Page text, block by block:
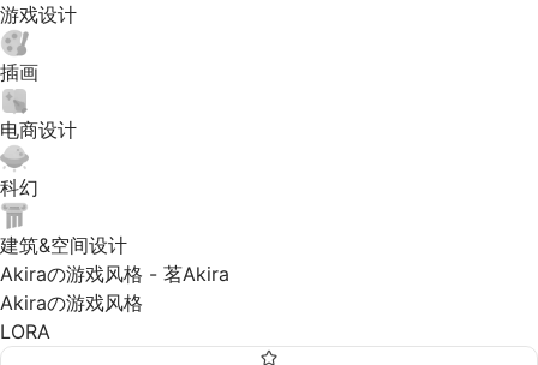
游戏设计
插画
电商设计
科幻
建筑&空间设计
Akiraの游戏风格 - 茗Akira
Akiraの游戏风格
LORA